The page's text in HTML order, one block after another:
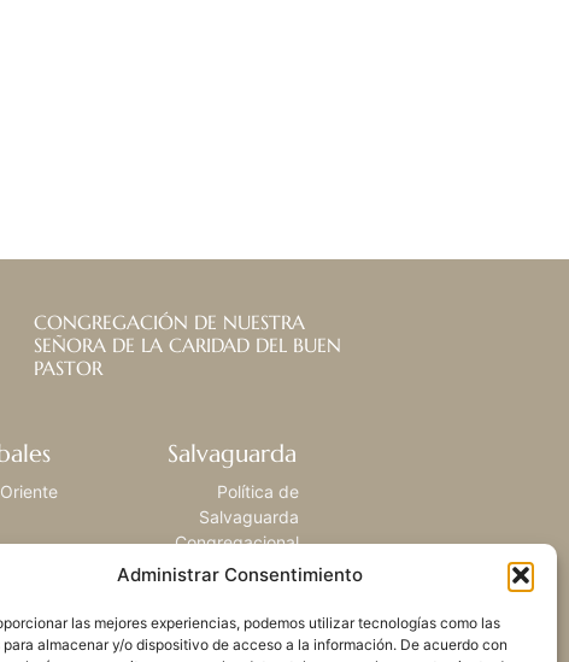
Administrar Consentimiento
las mejores experiencias, podemos utilizar tecnologías como las
almacenar y/o dispositivo de acceso a la información. De acuerdo con
CONGREGACIÓN DE NUESTRA
SEÑORA DE LA CARIDAD DEL BUEN
PASTOR
Salvaguarda
Política de
Salvaguarda
Congregacional